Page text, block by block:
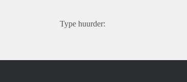
Type huurder: